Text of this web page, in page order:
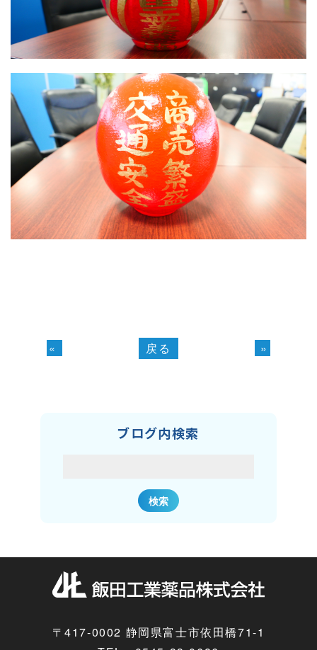
« 戻る »
ブログ内検索
〒417-0002 静岡県富士市依田橋71-1